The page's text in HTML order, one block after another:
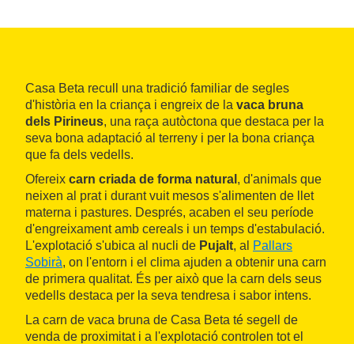
Casa Beta recull una tradició familiar de segles
d'història en la criança i engreix de la vaca bruna
dels Pirineus, una raça autòctona que destaca per la
seva bona adaptació al terreny i per la bona criança
que fa dels vedells.
Ofereix carn criada de forma natural , d'animals que
neixen al prat i durant vuit mesos s'alimenten de llet
materna i pastures. Després, acaben el seu període
d'engreixament amb cereals i un temps d'estabulació.
L'explotació s'ubica al nucli de Pujalt, al
Pallars
Sobirà, on l'entorn i el clima ajuden a obtenir una carn
de primera qualitat. És per això que la carn dels seus
vedells destaca per la seva tendresa i sabor intens.
La carn de vaca bruna de Casa Beta té segell de
venda de proximitat i a l'explotació controlen tot el